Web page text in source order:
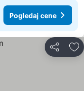
Pogledaj cene
Deli